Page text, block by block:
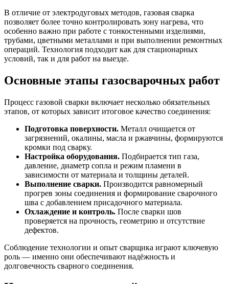
В отличие от электродуговых методов, газовая сварка
позволяет более точно контролировать зону нагрева, что
особенно важно при работе с тонкостенными изделиями,
трубами, цветными металлами и при выполнении ремонтных
операций. Технология подходит как для стационарных
условий, так и для работ на выезде.
Основные этапы газосварочных работ
Процесс газовой сварки включает несколько обязательных
этапов, от которых зависит итоговое качество соединения:
Подготовка поверхности. Металл очищается от
загрязнений, окалины, масла и ржавчины, формируются
кромки под сварку.
Настройка оборудования. Подбирается тип газа,
давление, диаметр сопла и режим пламени в
зависимости от материала и толщины деталей.
Выполнение сварки. Производится равномерный
прогрев зоны соединения и формирование сварочного
шва с добавлением присадочного материала.
Охлаждение и контроль. После сварки шов
проверяется на прочность, геометрию и отсутствие
дефектов.
Соблюдение технологии и опыт сварщика играют ключевую
роль — именно они обеспечивают надёжность и
долговечность сварного соединения.